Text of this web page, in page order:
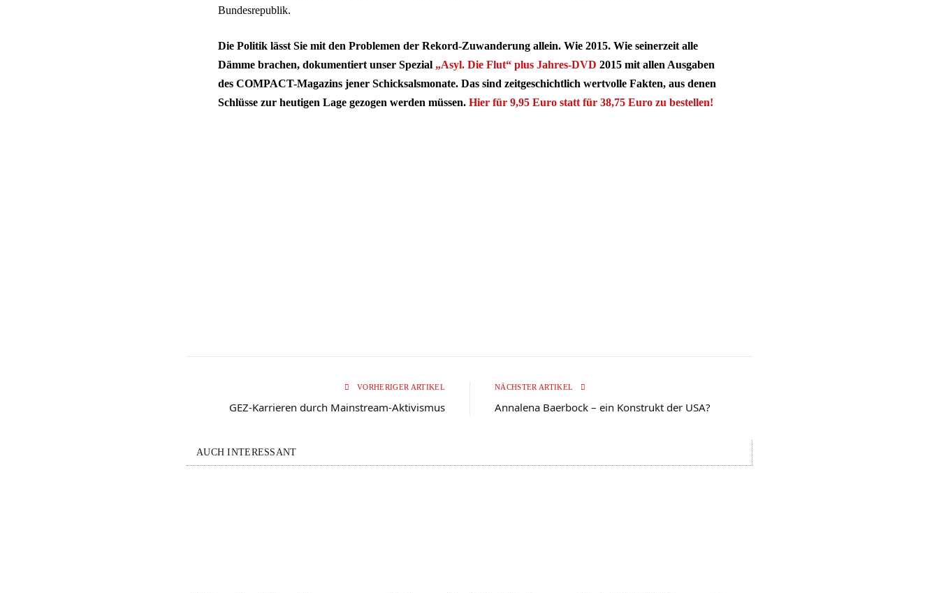
Bundesrepublik.
Die Politik lässt Sie mit den Problemen der Rekord-Zuwanderung allein. Wie 2015. Wie seinerzeit alle
Dämme brachen, dokumentiert unser Spezial „Asyl. Die Flut“ plus Jahres-DVD 2015 mit allen Ausgaben
des COMPACT-Magazins jener Schicksalsmonate. Das sind zeitgeschichtlich wertvolle Fakten, aus denen
Schlüsse zur heutigen Lage gezogen werden müssen. Hier für 9,95 Euro statt für 38,75 Euro zu bestellen!
VORHERIGER ARTIKEL
GEZ-Karrieren durch Mainstream-Aktivismus
NÄCHSTER ARTIKEL
Annalena Baerbock – ein Konstrukt der USA?
AUCH INTERESSANT